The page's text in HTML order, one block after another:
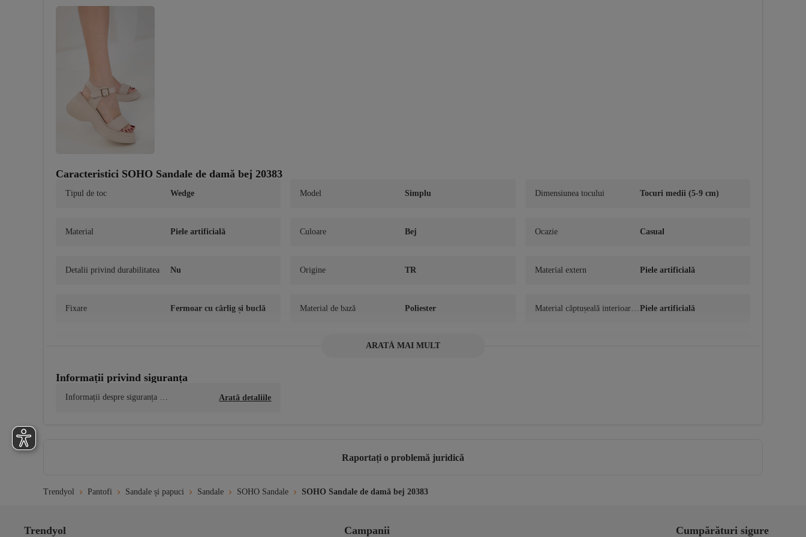
Caracteristici SOHO Sandale de damă bej 20383
Tipul de toc Wedge Model Simplu Dimensiunea tocului Tocuri medii (5-9 cm)
Material Piele artificială Culoare Bej Ocazie Casual
Detalii privind durabilitatea Nu Origine TR Material extern Piele artificială
Fixare Fermoar cu cârlig și buclă Material de bază Poliester
Material căptușeală interioară șPiele artificială
ARATĂ MAI MULT
Informații privind siguranța
Informații despre siguranța pr
Arată detaliile
Raportați o problemă juridică
Trendyol Pantofi Sandale și papuci Sandale SOHO Sandale SOHO Sandale de damă bej 20383
Trendyol Campanii Cumpărături sigure